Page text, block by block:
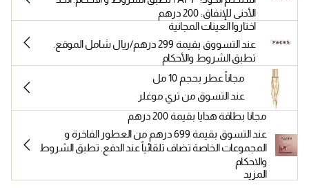
الأدنى للإنفاق: 200 درهم
اختاروا العينات المجانية
عند التسووق بقيمة 299 درهم/ريال شامل الموقع.
تطبق الشروط والأحكام
مجاناً عطر بحجم 10 مل
عند التسوق من تري موغلر
مجانا بطاقة هدايا بقيمة 200 درهم
عند التسوق بقيمة 699 درهم من العطور الفاخرة و
المجموعات الخاصة تضاف تلقائياً عند الدفع. تطبق الشروط
والاحكام
المزيد